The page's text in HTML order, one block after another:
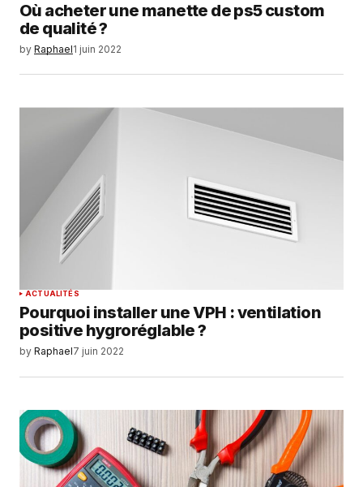
Où acheter une manette de ps5 custom
de qualité ?
by Raphael1 juin 2022
ACTUALITÉS
Pourquoi installer une VPH : ventilation
positive hygroréglable ?
by Raphael7 juin 2022